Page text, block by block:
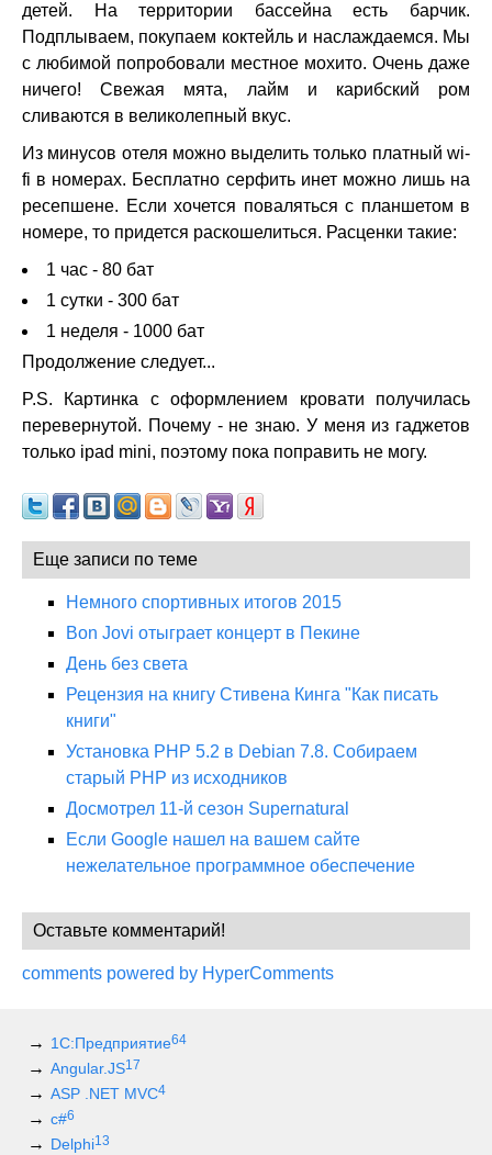
детей. На территории бассейна есть барчик.
Подплываем, покупаем коктейль и наслаждаемся. Мы
с любимой попробовали местное мохито. Очень даже
ничего! Свежая мята, лайм и карибский ром
сливаются в великолепный вкус.
Из минусов отеля можно выделить только платный wi-
fi в номерах. Бесплатно серфить инет можно лишь на
ресепшене. Если хочется поваляться с планшетом в
номере, то придется раскошелиться. Расценки такие:
1 час - 80 бат
1 сутки - 300 бат
1 неделя - 1000 бат
Продолжение следует...
P.S. Картинка с оформлением кровати получилась
перевернутой. Почему - не знаю. У меня из гаджетов
только ipad mini, поэтому пока поправить не могу.
Еще записи по теме
Немного спортивных итогов 2015
Bon Jovi отыграет концерт в Пекине
День без света
Рецензия на книгу Стивена Кинга "Как писать
книги"
Установка PHP 5.2 в Debian 7.8. Собираем
старый PHP из исходников
Досмотрел 11-й сезон Supernatural
Если Google нашел на вашем сайте
нежелательное программное обеспечение
Оставьте комментарий!
comments powered by HyperComments
1С:Предприятие64
Angular.JS17
ASP .NET MVC4
c#6
Delphi13